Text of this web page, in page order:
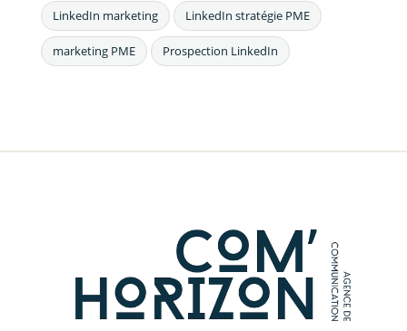
LinkedIn marketing LinkedIn stratégie PME
marketing PME Prospection LinkedIn